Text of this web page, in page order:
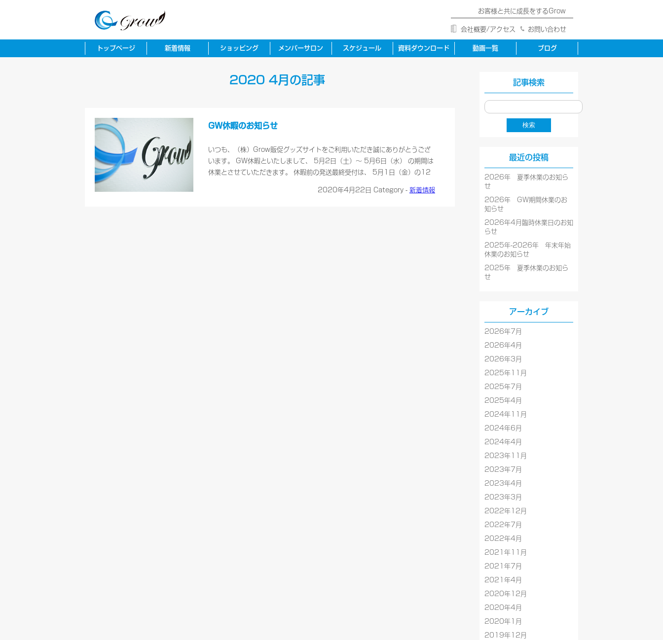
お客様と共に成長をするGrow
会社概要/アクセス お問い合わせ
トップページ 新着情報 ショッピング メンバーサロン スケジュール 資料ダウンロード 動画一覧 ブログ
2020 4月の記事
GW休暇のお知らせ
いつも、（株）Grow販促グッズサイトをご利用いただき誠にありがとうござ
います。 GW休暇といたしまして、 5月2日（土）～ 5月6日（水） の期間は
休業とさせていただきます。 休暇前の発送最終受付は、 5月1日（金）の12
行っておりますが、商品の発送・お問い合わせのご返答・ご注文に関するご連
2020年4月22日 Category - 新着情報
記事検索
最近の投稿
2026年 夏季休業のお知ら
せ
2026年 GW期間休業のお
知らせ
2026年4月臨時休業日のお知
らせ
2025年-2026年 年末年始
休業のお知らせ
2025年 夏季休業のお知ら
せ
アーカイブ
2026年7月
2026年4月
2026年3月
2025年11月
2025年7月
2025年4月
2024年11月
2024年6月
2024年4月
2023年11月
2023年7月
2023年4月
2023年3月
2022年12月
2022年7月
2022年4月
2021年11月
2021年7月
2021年4月
2020年12月
2020年4月
2020年1月
2019年12月